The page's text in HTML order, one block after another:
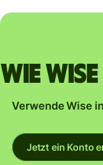
Wie
Verwende Wise
Jetzt ein Konto